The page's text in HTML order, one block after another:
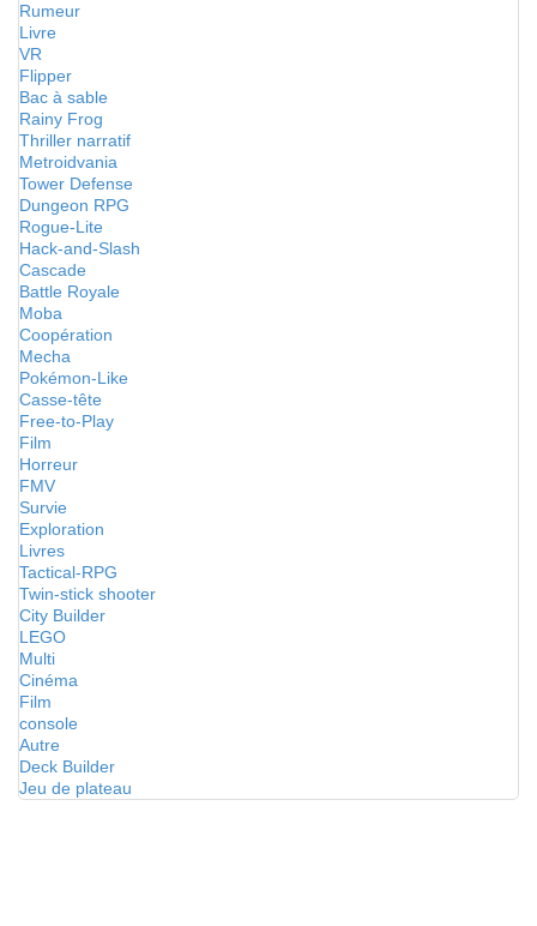
Rumeur
Livre
VR
Flipper
Bac à sable
Rainy Frog
Thriller narratif
Metroidvania
Tower Defense
Dungeon RPG
Rogue-Lite
Hack-and-Slash
Cascade
Battle Royale
Moba
Coopération
Mecha
Pokémon-Like
Casse-tête
Free-to-Play
Film
Horreur
FMV
Survie
Exploration
Livres
Tactical-RPG
Twin-stick shooter
City Builder
LEGO
Multi
Cinéma
Film
console
Autre
Deck Builder
Jeu de plateau